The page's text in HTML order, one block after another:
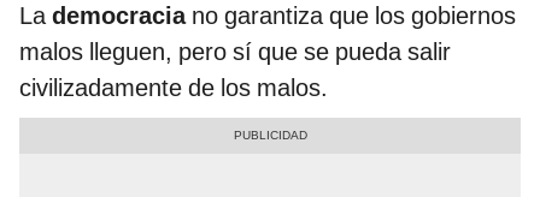
Lademocraciano garantiza que los gobiernos
malos lleguen, pero sí que se pueda salir
civilizadamente de los malos.